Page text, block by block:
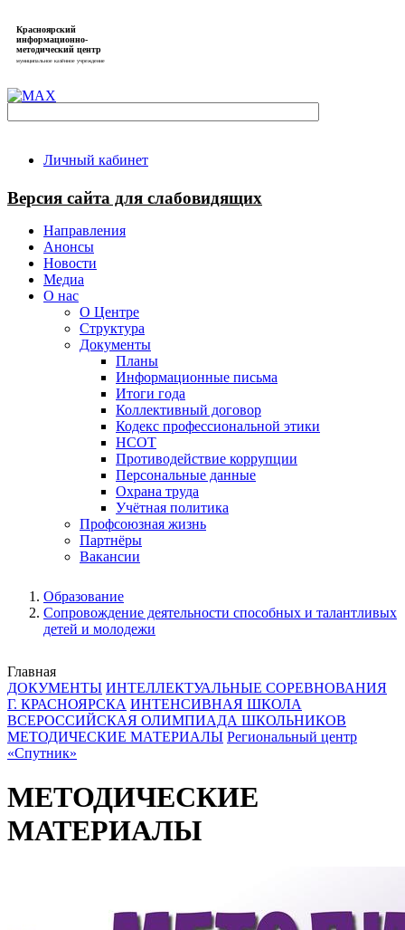
Красноярский
информационно-
методический центр
муниципальное казённое учреждение
Личный кабинет
Версия сайта для слабовидящих
Направления
Анонсы
Новости
Медиа
О нас
О Центре
Структура
Документы
Планы
Информационные письма
Итоги года
Коллективный договор
Кодекс профессиональной этики
НСОТ
Противодействие коррупции
Персональные данные
Охрана труда
Учётная политика
Профсоюзная жизнь
Партнёры
Вакансии
Образование
Сопровождение деятельности способных и талантливых
детей и молодежи
Главная
ДОКУМЕНТЫ ИНТЕЛЛЕКТУАЛЬНЫЕ СОРЕВНОВАНИЯ
Г. КРАСНОЯРСКА ИНТЕНСИВНАЯ ШКОЛА
ВСЕРОССИЙСКАЯ ОЛИМПИАДА ШКОЛЬНИКОВ
МЕТОДИЧЕСКИЕ МАТЕРИАЛЫ Региональный центр
«Спутник»
МЕТОДИЧЕСКИЕ
МАТЕРИАЛЫ